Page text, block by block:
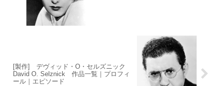
[製作] デヴィッド・O・セルズニック
David O. Selznick 作品一覧｜プロフィ
ール｜エピソード